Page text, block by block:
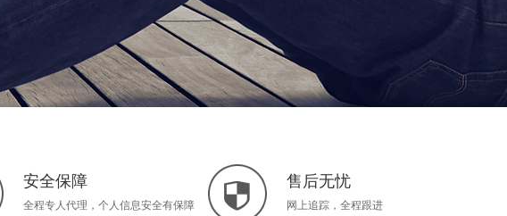
立即咨询
安全保障
全程专人代理，个人信息安全有保障
售后无忧
网上追踪，全程跟进